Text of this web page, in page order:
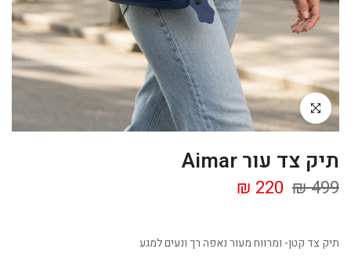
Click to enlarge
תיק צד עור Aimar
499 ₪
220 ₪
תיק צד קטן- ומרווח מעור נאפה רך ונעים למגע